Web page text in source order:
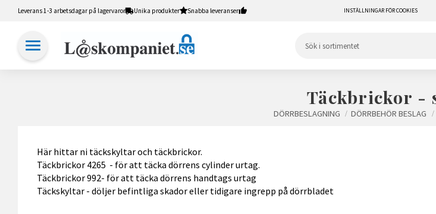
Leverans 1-3 arbetsdagar på lagervaror Unika produkter Snabba leveranser INSTÄLLNINGAR FÖR COOKIES
Täckbrickor -
DÖRRBESLAGNING DÖRRBEHÖR BESLAG
Här hittar ni täckskyltar och täckbrickor.
Täckbrickor 4265 - för att täcka dörrens cylinder urtag.
Täckbrickor 992- för att täcka dörrens handtags urtag
Täckskyltar - döljer befintliga skador eller tidigare ingrepp på dörrbladet